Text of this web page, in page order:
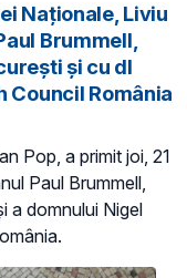
Naționale, Liviu
Brummell,
și cu dl
Council România
Pop, a primit joi, 21
Paul Brummell,
a domnului Nigel